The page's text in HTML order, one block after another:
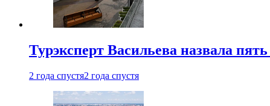
Турэксперт Васильева назвала
2 года спустя2 года спустя